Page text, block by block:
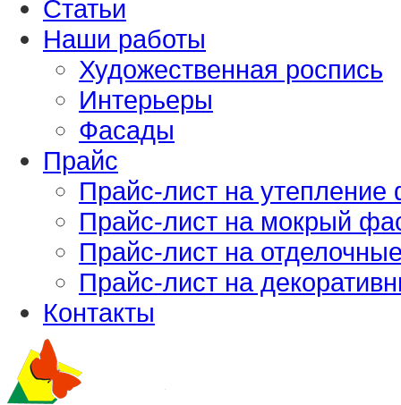
Статьи
Наши работы
Художественная роспись
Интерьеры
Фасады
Прайс
Прайс-лист на утепление
Прайс-лист на мокрый
Прайс-лист на
Прайс-лист на
Контакты